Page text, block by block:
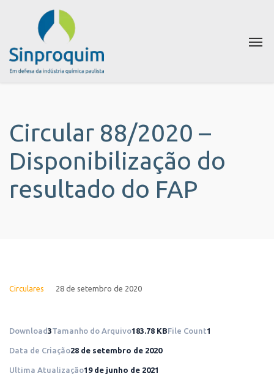
Circular 88/2020 –
Disponibilização do
resultado do FAP
Circulares 28 de setembro de 2020
Download3Tamanho do Arquivo183.78 KBFile Count1
Data de Criação28 de setembro de 2020
Ultima Atualização19 de junho de 2021